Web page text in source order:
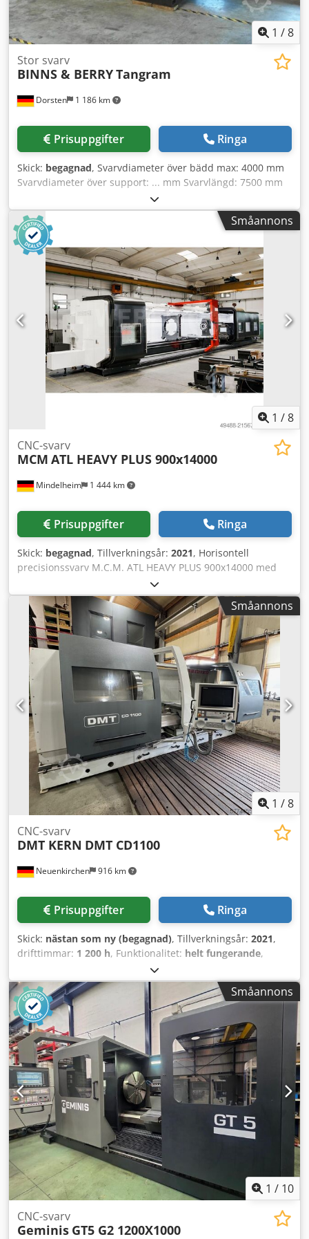
verktyg,
1 /8
Dorsten 1 186 km
Stor svarv
BINNS & BERRYTangram
Prisuppgifter Ringa
Skick: begagnad, Svarvdiameter över bädd max: 4000 mm
Svarvdiameter över support: ... mm Svarvlängd: 7500 mm
Varvtal: 0–750 varv/min De tekniska uppgifterna är
tillverkar- eller operatörsuppgifter och är inte bindande för
oss. Mellanförsäljning förbehålles; endast våra allmänna
affärs- och försäljningsvillkor gäller. Om oss Mer än 400
egna maskiner i lager över 15.000 m² lageryta, lyftkapacitet
70 ton mer än 10.000 tillbehörsartiklar för din verkstad
Crodpfxeyqt Hks Ailof Vill du sälja maskiner,
produktionslinjer eller hela din verksamhet, kontakta oss
gärna. Fler erbjudanden finns på vår webbplats. Visningar
möjliga efter överenskommelse. Vi ser fram emot ert
besök. Ditt Markus Hirsch-team
Småannons
1 /8
Mindelheim 1 444 km
CNC-svarv
MCM ATL HEAVY PLUS 900x14000
Prisuppgifter Ringa
Skick: begagnad, Tillverkningsår: 2021, Horisontell
precisionssvarv M.C.M. ATL HEAVY PLUS 900x14000 med
CNC-styrning Fanuc Begagnad Tillverkningsår: 2021
Tekniska data: Spetshöjd: 900 mm Svangdiameter över
bädd: 1800 mm Svangdiameter över tvärslid: 1400 mm
Spetsavstånd: 14000 mm Max vikt mellan spetsarna:
15000/18000 kg Bäddbredd: 1100 mm Csdpfx Ajywhhksilerf
Antal bäddstyrningar: n.3 (2+1) Utrustning: - CNC-styrning
FANUC modell FANUC 32i-B med MANUAL GUIDE i -
Automatisk revolver med 12 positioner och drivna
verktygsstationer (Baruffaldi) MOD. TBMA 320 BDI 60 + C-
axel - Spånborttagare (fram) - Spånborttagare (bak) - 2
stödlagringar, diameter upp till 600 mm - 2 stödlagringar,
diameter upp till 1100 mm
Småannons
1 /8
Neuenkirchen 916 km
CNC-svarv
DMT KERN DMT CD1100
Prisuppgifter Ringa
Skick: nästan som ny (begagnad), Tillverkningsår: 2021,
drifttimmar: 1 200 h, Funktionalitet: helt fungerande,
, svarvdiameter:
kW (62,54 hk), avstånd mellan centrum:2 000 mm,
drifttimmar:1 200 h , Utrustning:
varvtal steglöst
justerbart, En svarv DMT CD1100 med Heidenhain-
styrning och endast 1200 drifttimmar finns tillgänglig.
Arbetsområdet omfattar en svingdiameter på ca 1100 mm
över bädden och ca 800 mm över plansupporten.
Verktygshållaren är Multifix D1. Spetsavståndet är 2000
mm. Huvudspindeldriften är en motor med 46 kW effekt
vid 60% intermittens och två växelsteg. Crsdpjxlza Hjfx Ailsf
Pinoldocka: - Pinoldiameter: 125 mm - Koninfattning: 6 Mk
Leverans: Självhämtning Betalning: 100 %
förskottsbetalning via banköverföring direkt efter
fakturering Alla uppgifter är utan förbindelse,
mellanförsäljning förbehålles. Maskinen säljs utan garanti
och förblir vår egendom tills full betalning erlagts.
Småannons
1 / 10
CNC-svarv
Geminis GT5 G2 1200X1000